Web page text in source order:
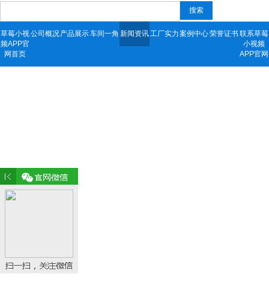
搜索
草莓小视
频APP官
网首页
公司概况产品展示车间一角 新闻资讯工厂实力案例中心荣誉证书联系草莓
小视频
APP官网